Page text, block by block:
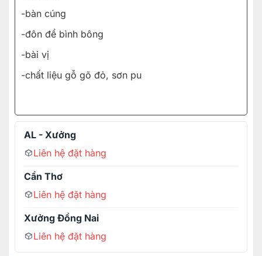
-bàn cúng
-đôn để bình bông
-bài vị
-chất liệu gỗ gõ đỏ, sơn pu
AL - Xưởng
Liên hệ đặt hàng
Cần Thơ
Liên hệ đặt hàng
Xưởng Đồng Nai
Liên hệ đặt hàng